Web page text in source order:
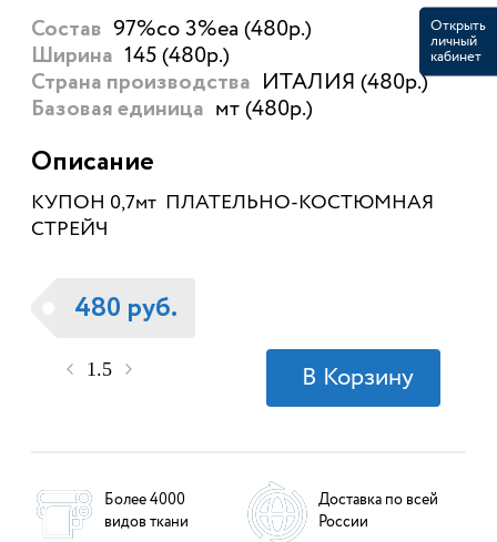
Состав 97%со 3%еа (480р.)
Ширина 145 (480р.)
Страна производства ИТАЛИЯ (480р.)
Базовая единица мт (480р.)
Описание
КУПОН 0,7мт ПЛАТЕЛЬНО-КОСТЮМНАЯ
СТРЕЙЧ
480 руб.
Более 4000
видов ткани
Доставка по всей
России
Открыть
личный
кабинет